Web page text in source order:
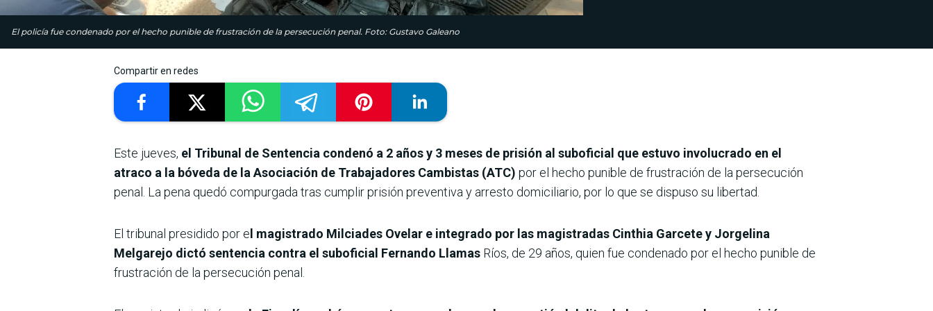
El policía fue condenado por el hecho punible de frustración de la persecución penal. Foto: Gustavo Galeano
Compartir en redes
Este jueves, el Tribunal de Sentencia condenó a 2 años y 3 meses de prisión al suboficial que estuvo involucrado en el
atraco a la bóveda de la Asociación de Trabajadores Cambistas (ATC) por el hecho punible de frustración de la persecución
penal. La pena quedó compurgada tras cumplir prisión preventiva y arresto domiciliario, por lo que se dispuso su libertad.
El tribunal presidido por e l magistrado Milciades Ovelar e integrado por las magistradas Cinthia Garcete y Jorgelina
Melgarejo dictó sentencia contra el suboficial Fernando Llamas Ríos, de 29 años, quien fue condenado por el hecho punible de
frustración de la persecución penal.